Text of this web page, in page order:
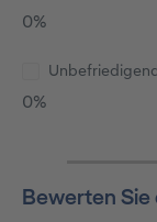
0%
0%
Bewerten